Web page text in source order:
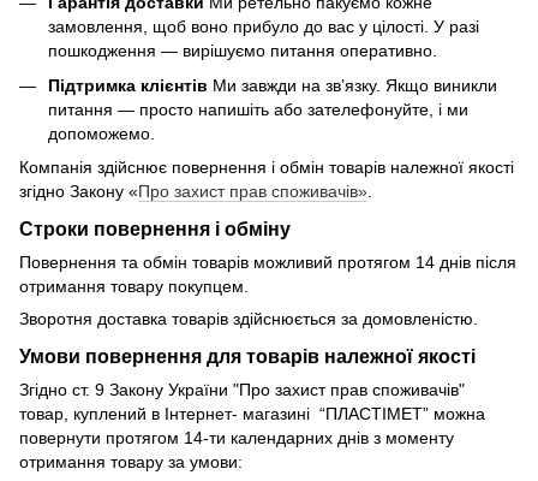
замовлення, щоб воно прибуло до вас у цілості. У разі
пошкодження — вирішуємо питання оперативно.
Підтримка клієнтів Ми завжди на зв’язку. Якщо виникли
питання — просто напишіть або зателефонуйте, і ми
допоможемо.
Компанія здійснює повернення і обмін товарів належної якості
згідно Закону «Про захист прав споживачів»
Строки повернення і обміну
Повернення та обмін товарів можливий протягом 14 днів після
отримання товару покупцем.
Зворотня доставка товарів здійснюється за домовленістю.
Умови повернення для товарів належної якості
Згідно ст. 9 Закону України "Про захист прав споживачів"
товар, куплений в Інтернет- магазині “ПЛАСТІМЕТ” можна
повернути протягом 14-ти календарних днів з моменту
отримання товару за умови: